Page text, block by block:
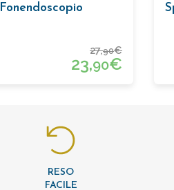
Fonendoscopio
27,90€
23,90€
RESO
FACILE